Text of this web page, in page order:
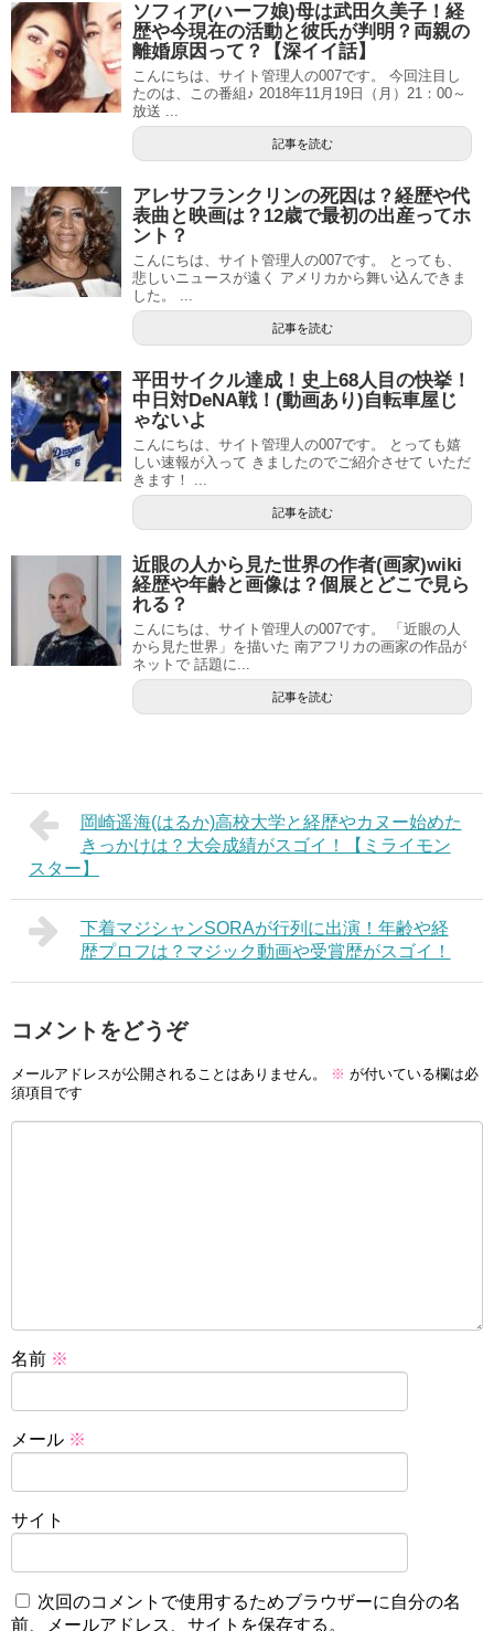
ソフィア(ハーフ娘)母は武田久美子！経
歴や今現在の活動と彼氏が判明？両親の
離婚原因って？【深イイ話】
こんにちは、サイト管理人の007です。 今回注目し
たのは、この番組♪ 2018年11月19日（月）21：00～
放送 ...
記事を読む
アレサフランクリンの死因は？経歴や代
表曲と映画は？12歳で最初の出産ってホ
ント？
こんにちは、サイト管理人の007です。 とっても、
悲しいニュースが遠く アメリカから舞い込んできま
した。 ...
記事を読む
平田サイクル達成！史上68人目の快挙！
中日対DeNA戦！(動画あり)自転車屋じ
ゃないよ
こんにちは、サイト管理人の007です。 とっても嬉
しい速報が入って きましたのでご紹介させて いただ
きます！ ...
記事を読む
近眼の人から見た世界の作者(画家)wiki
経歴や年齢と画像は？個展とどこで見ら
れる？
こんにちは、サイト管理人の007です。 「近眼の人
から見た世界」を描いた 南アフリカの画家の作品が
ネットで 話題に...
記事を読む
岡崎遥海(はるか)高校大学と経歴やカヌー始めた
きっかけは？大会成績がスゴイ！【ミライモン
スター】
下着マジシャンSORAが行列に出演！年齢や経
歴プロフは？マジック動画や受賞歴がスゴイ！
コメントをどうぞ
メールアドレスが公開されることはありません。 ※ が付いている欄は必
須項目です
名前 ※
メール ※
サイト
次回のコメントで使用するためブラウザーに自分の名
前、メールアドレス、サイトを保存する。